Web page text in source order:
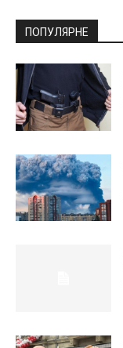
ПОПУЛЯРНЕ